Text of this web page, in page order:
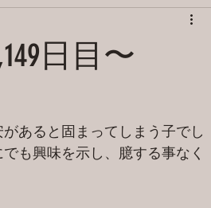
日目〜
あると固まってしまう子でし
も興味を示し、臆する事なく